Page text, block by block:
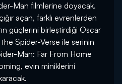
Man filmlerine doyacak.
açan, farklı evrenlerden
güçlerini birleştirdiği Oscar
Spider-Verse ile serinin
Man: Far From Home
evin miniklerini